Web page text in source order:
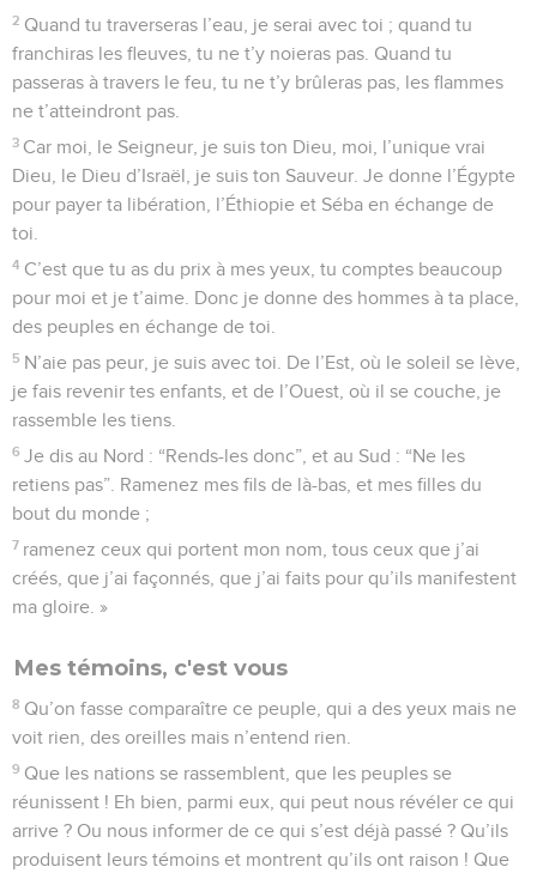
2 Quand tu traverseras l’eau, je serai avec toi ; quand tu
franchiras les fleuves, tu ne t’y noieras pas. Quand tu
passeras à travers le feu, tu ne t’y brûleras pas, les flammes
ne t’atteindront pas.
3 Car moi, le Seigneur, je suis ton Dieu, moi, l’unique vrai
Dieu, le Dieu d’Israël, je suis ton Sauveur. Je donne l’Égypte
pour payer ta libération, l’Éthiopie et Séba en échange de
toi.
4 C’est que tu as du prix à mes yeux, tu comptes beaucoup
pour moi et je t’aime. Donc je donne des hommes à ta place,
des peuples en échange de toi.
5 N’aie pas peur, je suis avec toi. De l’Est, où le soleil se lève,
je fais revenir tes enfants, et de l’Ouest, où il se couche, je
rassemble les tiens.
6 Je dis au Nord : “Rends-les donc”, et au Sud : “Ne les
retiens pas”. Ramenez mes fils de là-bas, et mes filles du
bout du monde ;
7 ramenez ceux qui portent mon nom, tous ceux que j’ai
créés, que j’ai façonnés, que j’ai faits pour qu’ils manifestent
ma gloire. »
Mes témoins, c'est vous
8 Qu’on fasse comparaître ce peuple, qui a des yeux mais ne
voit rien, des oreilles mais n’entend rien.
9 Que les nations se rassemblent, que les peuples se
réunissent ! Eh bien, parmi eux, qui peut nous révéler ce qui
arrive ? Ou nous informer de ce qui s’est déjà passé ? Qu’ils
produisent leurs témoins et montrent qu’ils ont raison ! Que